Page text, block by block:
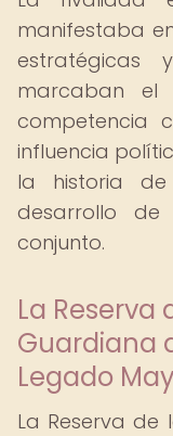
manifestaba
estratégicas
marcaban el
competencia
influencia
la historia
desarrollo
conjunto.
La Reserva
Guardiana
Legado
La Reserva de